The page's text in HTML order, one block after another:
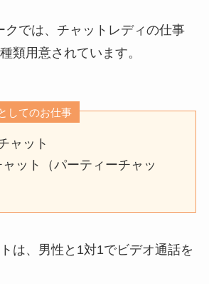
クでは、チャットレディの仕事
類用意されています。
してのお仕事
ャット
ット（パーティーチャッ
は、男性と1対1でビデオ通話を